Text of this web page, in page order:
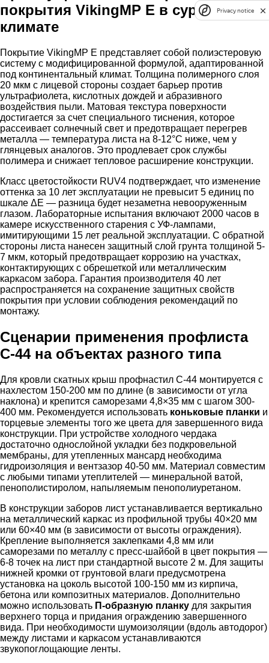
покрытия VikingMP E в суровом
климате
Покрытие VikingMP E представляет собой полиэстеровую
систему с модифицированной формулой, адаптированной
под континентальный климат. Толщина полимерного слоя
20 мкм с лицевой стороны создает барьер против
ультрафиолета, кислотных дождей и абразивного
воздействия пыли. Матовая текстура поверхности
достигается за счет специального тиснения, которое
рассеивает солнечный свет и предотвращает перегрев
металла — температура листа на 8-12°C ниже, чем у
глянцевых аналогов. Это продлевает срок службы
полимера и снижает тепловое расширение конструкции.
Класс цветостойкости RUV4 подтверждает, что изменение
оттенка за 10 лет эксплуатации не превысит 5 единиц по
шкале ΔE — разница будет незаметна невооруженным
глазом. Лабораторные испытания включают 2000 часов в
камере искусственного старения с УФ-лампами,
имитирующими 15 лет реальной эксплуатации. С обратной
стороны листа нанесен защитный слой грунта толщиной 5-
7 мкм, который предотвращает коррозию на участках,
контактирующих с обрешеткой или металлическим
каркасом забора. Гарантия производителя 40 лет
распространяется на сохранение защитных свойств
покрытия при условии соблюдения рекомендаций по
монтажу.
Сценарии применения профлиста
С-44 на объектах разного типа
Для кровли скатных крыш профнастил С-44 монтируется с
нахлестом 150-200 мм по длине (в зависимости от угла
наклона) и крепится саморезами 4,8×35 мм с шагом 300-
400 мм. Рекомендуется использовать коньковые планки и
торцевые элементы того же цвета для завершенного вида
конструкции. При устройстве холодного чердака
достаточно однослойной укладки без подкровельной
мембраны, для утепленных мансард необходима
гидроизоляция и вентзазор 40-50 мм. Материал совместим
с любыми типами утеплителей — минеральной ватой,
пенополистиролом, напыляемым пенополиуретаном.
В конструкции заборов лист устанавливается вертикально
на металлический каркас из профильной трубы 40×20 мм
или 60×40 мм (в зависимости от высоты ограждения).
Крепление выполняется заклепками 4,8 мм или
саморезами по металлу с пресс-шайбой в цвет покрытия —
6-8 точек на лист при стандартной высоте 2 м. Для защиты
нижней кромки от грунтовой влаги предусмотрена
установка на цоколь высотой 100-150 мм из кирпича,
бетона или композитных материалов. Дополнительно
можно использовать П-образную планку для закрытия
верхнего торца и придания ограждению завершенного
вида. При необходимости шумоизоляции (вдоль автодорог)
между листами и каркасом устанавливаются
звукопоглощающие ленты.
Privacy notice